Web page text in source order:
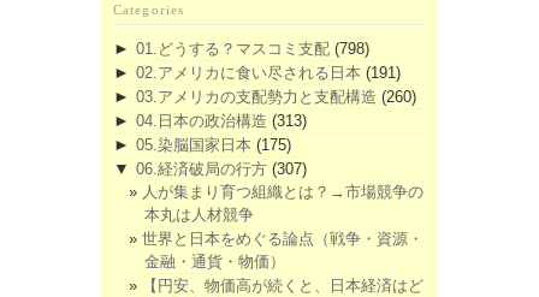
Categories
► 01.どうする？マスコミ支配 (798)
► 02.アメリカに食い尽される日本 (191)
► 03.アメリカの支配勢力と支配構造 (260)
► 04.日本の政治構造 (313)
► 05.染脳国家日本 (175)
▼ 06.経済破局の行方 (307)
人が集まり育つ組織とは？→市場競争の
本丸は人材競争
世界と日本をめぐる論点（戦争・資源・
金融・通貨・物価）
【円安、物価高が続くと、日本経済はど